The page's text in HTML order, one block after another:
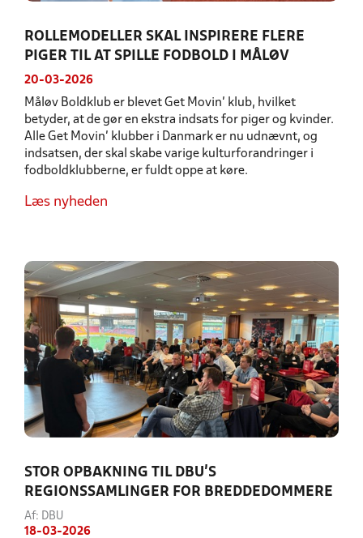
ROLLEMODELLER SKAL INSPIRERE FLERE
PIGER TIL AT SPILLE FODBOLD I MÅLØV
20-03-2026
Måløv Boldklub er blevet Get Movin’ klub, hvilket
betyder, at de gør en ekstra indsats for piger og kvinder.
Alle Get Movin’ klubber i Danmark er nu udnævnt, og
indsatsen, der skal skabe varige kulturforandringer i
fodboldklubberne, er fuldt oppe at køre.
Læs nyheden
STOR OPBAKNING TIL DBU’S
REGIONSSAMLINGER FOR BREDDEDOMMERE
Af: DBU
18-03-2026